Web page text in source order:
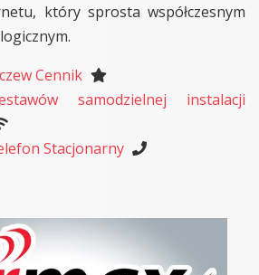
który sprosta współczesnym
Cennik
samodzielnej instalacji
Stacjonarny